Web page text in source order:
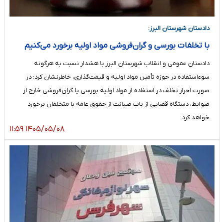
دادستان شهرستان البرز:
با تخلفات بورسی و گران‌فروشی مواد اولیه برخورد می‌کنیم
دادستان عمومی و انقلاب شهرستان البرز با هشدار نسبت به هرگونه
سوءاستفاده در حوزه تأمین مواد اولیه و قیمت‌گذاری، خاطرنشان کرد: در
صورت احراز تخلف در استفاده از مواد اولیه بورسی یا گران‌فروشی خارج از
ضوابط، دستگاه قضایی از باب صیانت از حقوق عامه با متخلفان برخورد
خواهد کرد.
۱۴۰۵/۰۵/۰۸ ۱۱:۵۹